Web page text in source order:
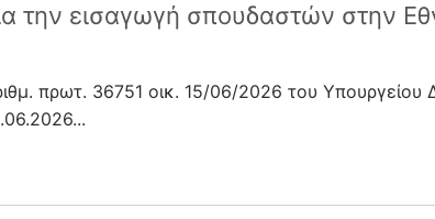
την εισαγωγή σπουδαστών στην
πρωτ. 36751 οικ. 15/06/2026 του Υπουργείου